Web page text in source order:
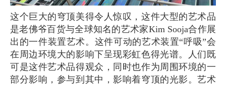
这个巨大的穹顶美得令人惊叹，这件大型的艺术品
是老佛爷百货与全球知名的艺术家Kim Sooja合作展
出的一件装置艺术。这件可动的艺术装置“呼吸”会
在周边环境大的影响下呈现彩虹色得光谱。人们既
可是这件艺术品得观众，同时也作为周围环境的一
部分影响，参与到其中，影响着穹顶的光影。艺术